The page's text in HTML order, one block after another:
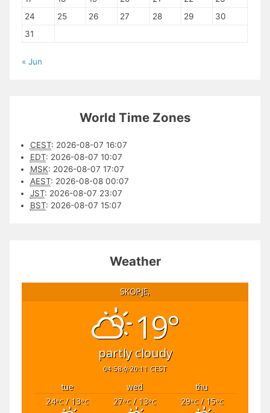
24
25 26 27 28 29
30
31
« Jun
World Time Zones
CEST: 2026-08-07 16:07
EDT: 2026-08-07 10:07
MSK: 2026-08-07 17:07
AEST: 2026-08-08 00:07
JST: 2026-08-07 23:07
BST: 2026-08-07 15:07
Weather
SKOPJE,
19°
partly cloudy
04:58 20:11 CEST
tue wed
thu
24°C/ 13°C 27°C/ 13°C 29°C/ 15°C